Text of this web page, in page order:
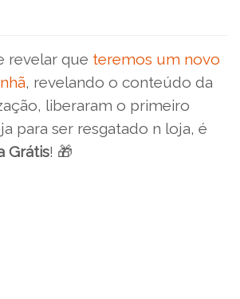
revelar que teremos um novo
, revelando o conteúdo da
liberaram o primeiro
para ser resgatado n loja, é
Grátis! 🎁